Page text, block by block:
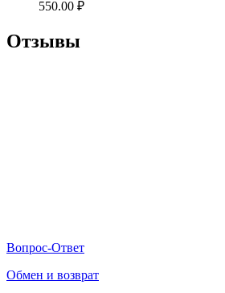
550.00 ₽
Отзывы
Вопрос-Ответ
Обмен и возврат